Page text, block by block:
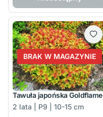
BRAK W MAGAZYNIE
Tawuła japońska Goldflame
2 lata | P9 | 10-15 cm